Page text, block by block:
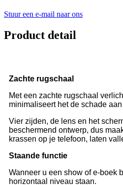
Stuur een e-mail naar ons
Product detail
Zachte rugschaal
Met een zachte rugschaal
minimaliseert het de schade
Vier zijden, de lens en het
beschermend ontwerp, dus
krassen op je telefoon, laten
Staande functie
Wanneer u een show of e-boek
horizontaal niveau staan.